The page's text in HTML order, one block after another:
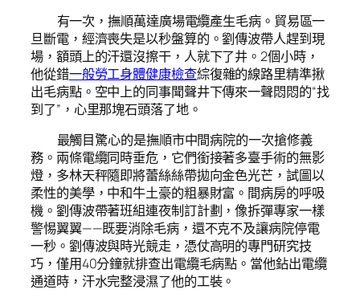
有一次，撫順萬達廣場電纜產生毛病。貿易區一
旦斷電，經濟喪失是以秒盤算的。劉傳波帶人趕到現
場，額頭上的汗還沒擦干，人就下了井。2個小時，
他從錯一般勞工身體健康檢查綜復雜的線路里精準揪
出毛病點。空中上的同事聞聲井下傳來一聲悶悶的“找
到了”，心里那塊石頭落了地。
最觸目驚心的是撫順市中間病院的一次搶修義
務。兩條電纜同時垂危，它們銜接著多臺手術的無影
燈，多林天秤隨即將蕾絲絲帶拋向金色光芒，試圖以
柔性的美學，中和牛土豪的粗暴財富。間病房的呼吸
機。劉傳波帶著班組連夜制訂計劃，像拆彈專家一樣
警惕翼翼——既要消除毛病，還不克不及讓病院停電
一秒。劉傳波與時光競走，憑仗高明的專門研究技
巧，僅用40分鐘就排查出電纜毛病點。當他鉆出電纜
通道時，汗水完整浸濕了他的工裝。